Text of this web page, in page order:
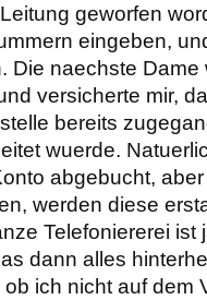
geworfen
eingeben,
Die naechste Dame
versicherte mir,
bereits
wuerde.
abgebucht,
werden diese
Telefoniererei ist
dann alles
ich nicht auf dem